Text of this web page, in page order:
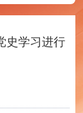
史学习进行